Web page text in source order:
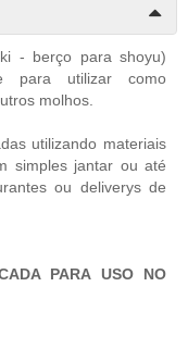
- berço para shoyu)
para utilizar como
molhos.
utilizando materiais
simples jantar ou até
ou deliverys de
PARA USO NO